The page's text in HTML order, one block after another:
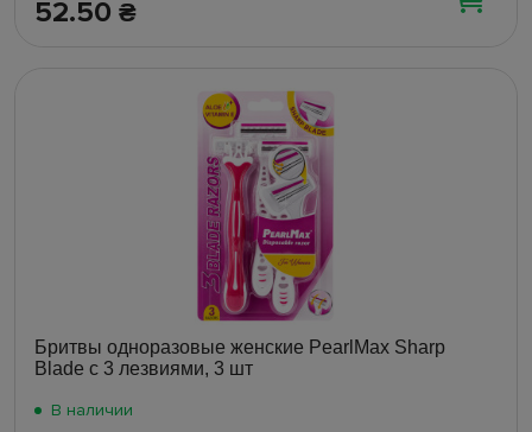
52.50 ₴
Бритвы одноразовые женские PearlMax Sharp
Blade с 3 лезвиями, 3 шт
В наличии